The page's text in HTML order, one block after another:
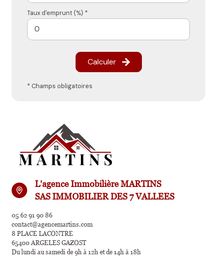
Taux d'emprunt (%) *
Calculer
* Champs obligatoires
L'agence Immobilière MARTINS
SAS IMMOBILIER DES 7 VALLEES
05 62 91 90 86
contact@agencemartins.com
8 PLACE LACONTRE
65400 ARGELES GAZOST
Du lundi au samedi de 9h à 12h et de 14h à 18h